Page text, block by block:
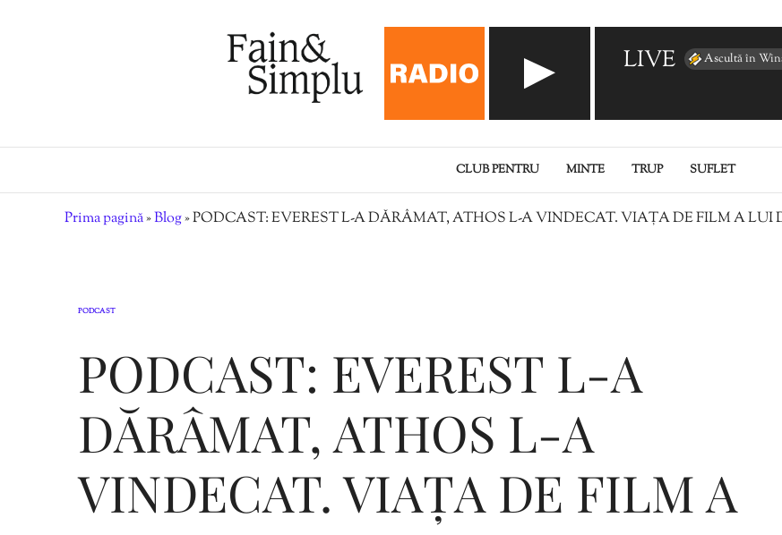
LIVE Ascultă în
CLUB PENTRU MINTE TRUP SUFLET
Prima pagină»Blog»PODCAST: EVEREST L-A DĂRÂMAT, ATHOS L-A VINDECAT. VIAȚA DE FILM A LUI
PODCAST
PODCAST: EVEREST L-A
DĂRÂMAT, ATHOS L-A
VINDECAT. VIAȚA DE FILM A
Editorial
Morar: CUM